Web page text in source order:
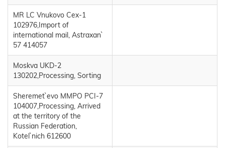
MR LC Vnukovo Cex-1
102976,Import of
international mail, Astraxan`
57 414057
Moskva UKD-2
130202,Processing, Sorting
Sheremet`evo MMPO PCI-7
104007,Processing, Arrived
at the territory of the
Russian Federation,
Kotel`nich 612600